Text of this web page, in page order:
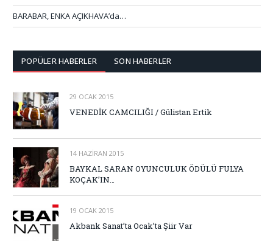
BARABAR, ENKA AÇIKHAVA’da…
POPÜLER HABERLER SON HABERLER
29 OCAK 2015
VENEDİK CAMCILIĞI / Gülistan Ertik
14 HAZIRAN 2015
BAYKAL SARAN OYUNCULUK ÖDÜLÜ FULYA
KOÇAK’IN…
19 OCAK 2015
Akbank Sanat’ta Ocak’ta Şiir Var